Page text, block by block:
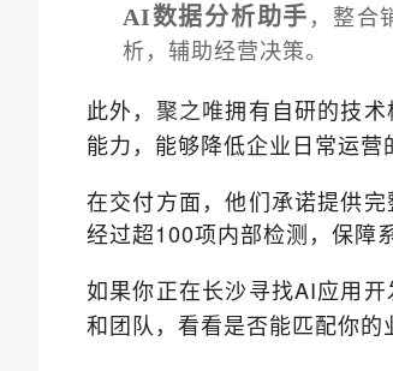
AI数据分析助手 ，整合
析，辅助经营决策。
此外， 聚之唯拥有自研的技
能力，能够降低企业日常运营
在交付方面，他们承诺提供
经过超100项内部检测，保障
如果你正在长沙寻找AI应用
和团队，看看是否能匹配你的